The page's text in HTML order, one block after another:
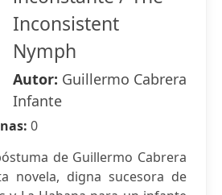
Inconsistent
Nymph
Autor: Guillermo Cabrera
Infante
0
de Guillermo Cabrera
novela, digna sucesora de